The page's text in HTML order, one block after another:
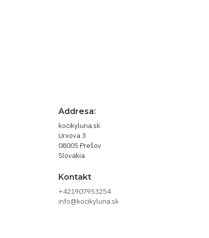
Addresa:
kocikyluna.sk
Urxova 3
08005 Prešov
Slovakia
Kontakt
+421907953254
info@kocikyluna.sk